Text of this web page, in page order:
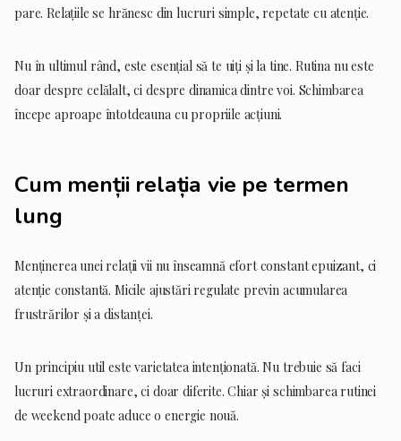
pare. Relațiile se hrănesc din lucruri simple, repetate cu atenție.
Nu în ultimul rând, este esențial să te uiți și la tine. Rutina nu este
doar despre celălalt, ci despre dinamica dintre voi. Schimbarea
începe aproape întotdeauna cu propriile acțiuni.
Cum menții relația vie pe termen
lung
Menținerea unei relații vii nu înseamnă efort constant epuizant, ci
atenție constantă. Micile ajustări regulate previn acumularea
frustrărilor și a distanței.
Un principiu util este varietatea intenționată. Nu trebuie să faci
lucruri extraordinare, ci doar diferite. Chiar și schimbarea rutinei
de weekend poate aduce o energie nouă.